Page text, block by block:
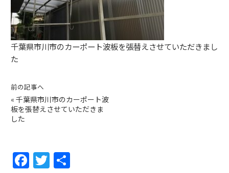
千葉県市川市のカーポート波板を張替えさせていただきまし
た
前の記事へ
« 千葉県市川市のカーポート波
板を張替えさせていただきま
した
F T